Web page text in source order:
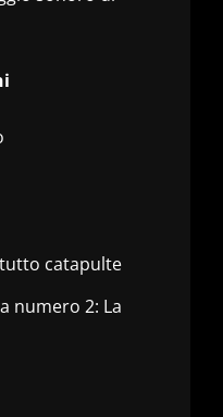
catapulte
numero 2: La